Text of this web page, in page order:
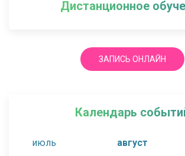
Дистанционное
ЗАПИСЬ ОНЛАЙН
Календарь
июль август